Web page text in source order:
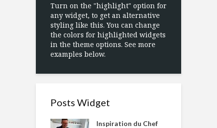
Turn on the "highlight" option for
any widget, to get an alternative
styling like this. You can change
the colors for highlighted widgets
in the theme options. See more
examples below.
Posts Widget
Inspiration du Chef